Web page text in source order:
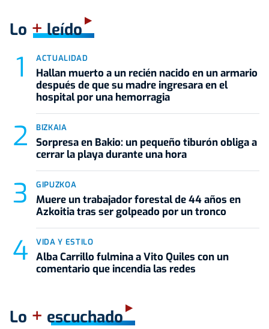
Lo +leído
ACTUALIDAD
Hallan muerto a un recién nacido en un armario
después de que su madre ingresara en el
hospital por una hemorragia
BIZKAIA
Sorpresa en Bakio: un pequeño tiburón obliga a
cerrar la playa durante una hora
GIPUZKOA
Muere un trabajador forestal de 44 años en
Azkoitia tras ser golpeado por un tronco
VIDA Y ESTILO
Alba Carrillo fulmina a Vito Quiles con un
comentario que incendia las redes
Lo + escuchado